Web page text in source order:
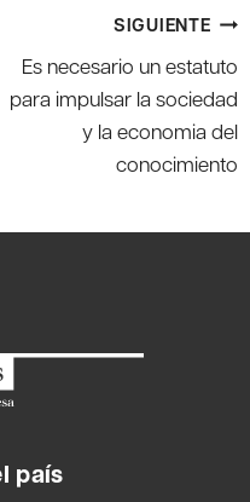
SIGUIENTE
Es necesario un estatuto
para impulsar la sociedad
y la economia del
conocimiento
país